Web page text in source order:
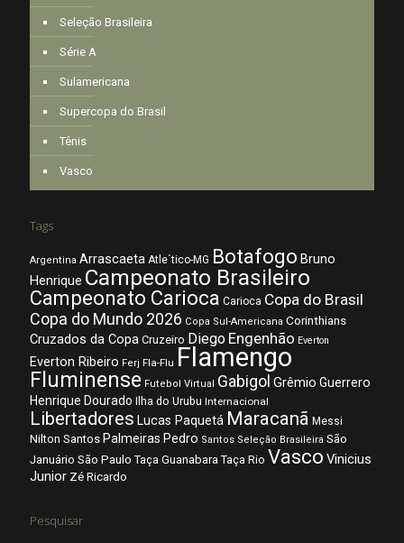
Seleção Brasileira
Série A
Sulamericana
Supercopa do Brasil
Tênis
Vasco
Tags
Argentina Arrascaeta Atle´tico-MG Botafogo Bruno
Henrique Campeonato Brasileiro
Campeonato Carioca Carioca Copa do Brasil
Copa do Mundo 2026 Copa Sul-Americana Corinthians
Cruzados da Copa Cruzeiro Diego Engenhão Everton
Everton Ribeiro Ferj Fla-Flu Flamengo
Fluminense Futebol Virtual Gabigol Grêmio Guerrero
Henrique Dourado Ilha do Urubu Internacional
Libertadores Lucas Paquetá Maracanã Messi
Nilton Santos Palmeiras Pedro Santos Seleção Brasileira São
Januário São Paulo Taça Guanabara Taça Rio Vasco Vinicius
Junior Zé Ricardo
Pesquisar